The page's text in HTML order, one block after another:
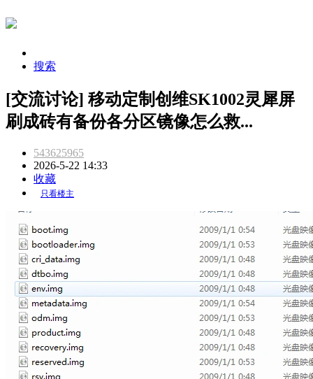
搜索
[交流讨论] 移动定制创维SK1002灵犀屏
刷成砖有备份各分区镜像怎么救...
543625965
2026-5-22 14:33
收藏
只看楼主